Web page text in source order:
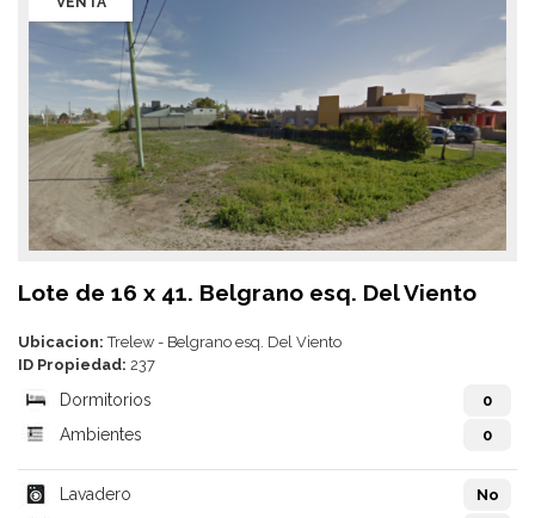
Lote de 16 x 41. Belgrano esq. Del Viento
Ubicacion: Trelew - Belgrano esq. Del Viento
ID Propiedad: 237
Dormitorios 0
Ambientes 0
Lavadero No